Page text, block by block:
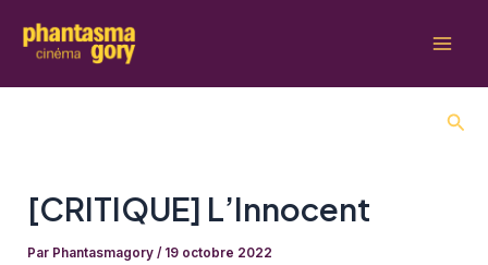
[CRITIQUE] L’Innocent
Par Phantasmagory/ 19 octobre 2022